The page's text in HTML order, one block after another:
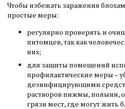
Чтобы избежать заражения
простые меры:
регулярно проверять и
питомцев, так как
них;
для защиты помещений
профилактические меры –
дезинфицирующими
растворов пижмы, полыни,
грязи мест, где могут жить